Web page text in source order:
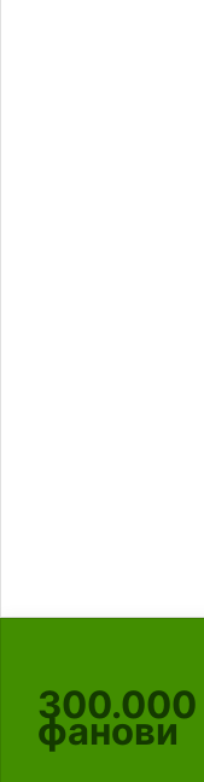
300.000
фанови